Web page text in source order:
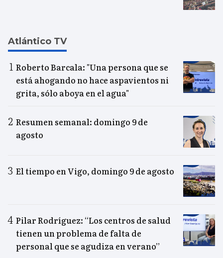
Atlántico TV
Roberto Barcala: "Una persona que se
está ahogando no hace aspavientos ni
grita, sólo aboya en el agua"
Resumen semanal: domingo 9 de
agosto
El tiempo en Vigo, domingo 9 de agosto
Pilar Rodríguez: “Los centros de salud
tienen un problema de falta de
personal que se agudiza en verano”